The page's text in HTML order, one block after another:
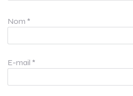
Nom *
E-mail *